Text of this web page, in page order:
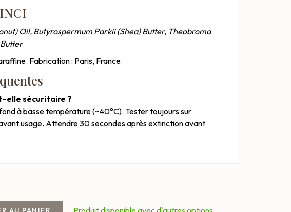
Oil, Butyrospermum Parkii (Shea) Butter, Theobroma
Fabrication : Paris, France.
elle sécuritaire ?
à basse température (~40°C). Tester toujours sur
usage. Attendre 30 secondes après extinction avant